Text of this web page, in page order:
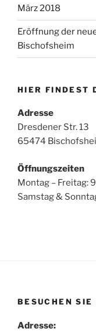
März 2018
Eröffnung der
Bischofsheim
HIER FINDEST
Adresse
Dresdener Str. 13
65474
Öffnungszeiten
Montag – Freitag:
Samstag &
BESUCHEN SIE
Adresse: